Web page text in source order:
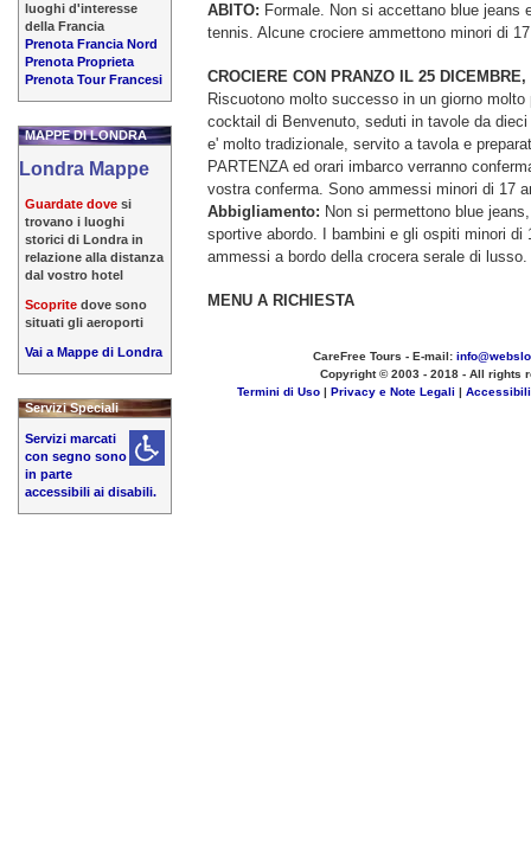
ABITO: Formale. Non si accettano blue jeans
tennis. Alcune crociere ammettono minori di
CROCIERE CON PRANZO IL 25
Riscuotono molto successo in un giorno
cocktail di Benvenuto, seduti in tavole da
e' molto tradizionale, servito a tavola e
PARTENZA ed orari imbarco verranno
vostra conferma. Sono ammessi minori di 17
Abbigliamento: Non si permettono blue
sportive abordo. I bambini e gli ospiti minori di
ammessi a bordo della crocera serale di lusso.
MENU A RICHIESTA
CareFree Tours - E-mail:
Copyright © 2003 - 2018 - All rights
Termini di Uso | Privacy e Note Legali |
luoghi d'interesse
della Francia
Prenota Francia Nord
Prenota Proprieta
Prenota Tour Francesi
MAPPE DI LONDRA
Londra Mappe
Guardate dove si
trovano i luoghi
storici di Londra in
relazione alla distanza
dal vostro hotel
Scoprite dove sono
situati gli aeroporti
Vai a Mappe di Londra
Servizi Speciali
Servizi marcati
con segno sono
in parte
accessibili ai disabili.